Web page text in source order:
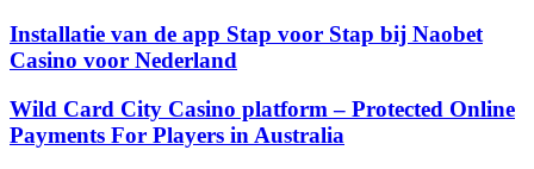
Installatie van de app Stap voor Stap bij Naobet
Casino voor Nederland
Wild Card City Casino platform – Protected Online
Payments For Players in Australia